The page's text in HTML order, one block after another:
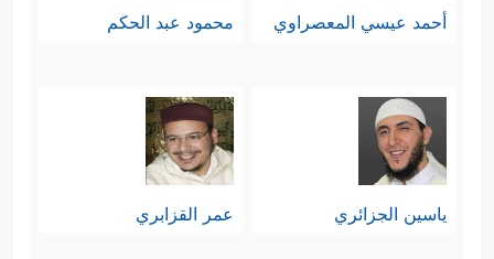
أحمد عيسي المعصراوي محمود عبد الحكم
ياسين الجزائري عمر القزابري